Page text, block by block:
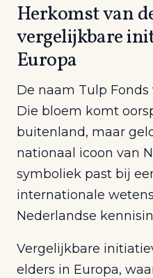
Herkomst van
vergelijkbare
Europa
De naam Tulp
Die bloem komt
buitenland, maar
nationaal icoon van
symboliek past bij
internationale
Nederlandse
Vergelijkbare
elders in Europa,